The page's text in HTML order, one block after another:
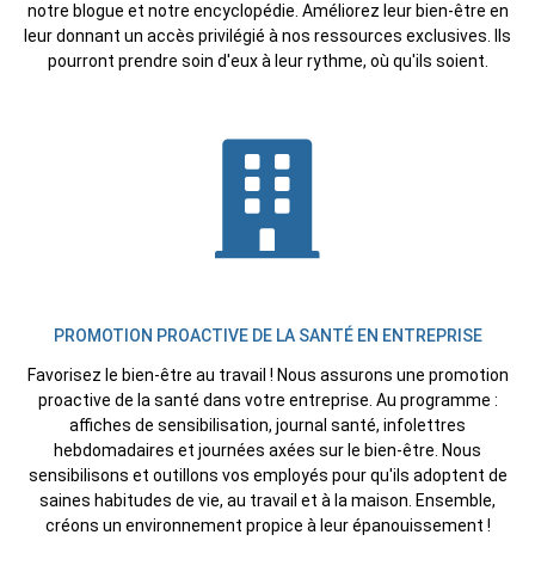
notre blogue et notre encyclopédie. Améliorez leur bien-être en
leur donnant un accès privilégié à nos ressources exclusives. Ils
pourront prendre soin d'eux à leur rythme, où qu'ils soient.
PROMOTION PROACTIVE DE LA SANTÉ EN ENTREPRISE
Favorisez le bien-être au travail ! Nous assurons une promotion
proactive de la santé dans votre entreprise. Au programme :
affiches de sensibilisation, journal santé, infolettres
hebdomadaires et journées axées sur le bien-être. Nous
sensibilisons et outillons vos employés pour qu'ils adoptent de
saines habitudes de vie, au travail et à la maison. Ensemble,
créons un environnement propice à leur épanouissement !